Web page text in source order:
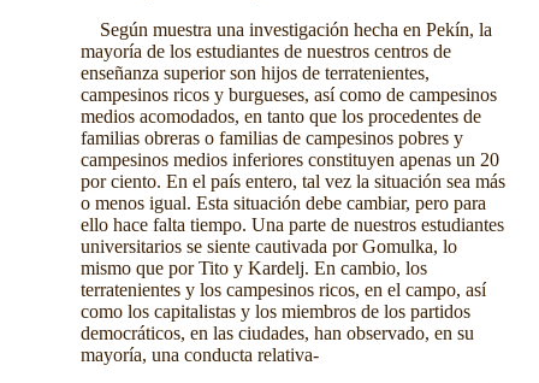
Según muestra una investigación hecha en Pekín, la
mayoría de los estudiantes de nuestros centros de
enseñanza superior son hijos de terratenientes,
campesinos ricos y burgueses, así como de campesinos
medios acomodados, en tanto que los procedentes de
familias obreras o familias de campesinos pobres y
campesinos medios inferiores constituyen apenas un 20
por ciento. En el país entero, tal vez la situación sea más
o menos igual. Esta situación debe cambiar, pero para
ello hace falta tiempo. Una parte de nuestros estudiantes
universitarios se siente cautivada por Gomulka, lo
mismo que por Tito y Kardelj. En cambio, los
terratenientes y los campesinos ricos, en el campo, así
como los capitalistas y los miembros de los partidos
democráticos, en las ciudades, han observado, en su
mayoría, una conducta relativa-